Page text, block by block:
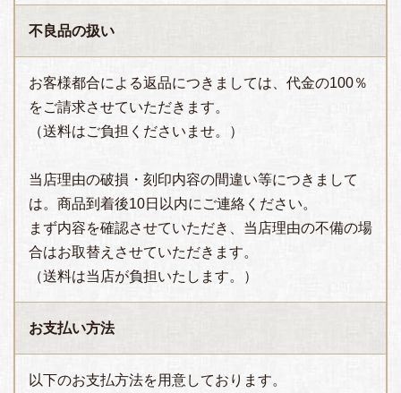
不良品の扱い
お客様都合による返品につきましては、代金の100％
をご請求させていただきます。
（送料はご負担くださいませ。）
当店理由の破損・刻印内容の間違い等につきまして
は。商品到着後10日以内にご連絡ください。
まず内容を確認させていただき、当店理由の不備の場
合はお取替えさせていただきます。
（送料は当店が負担いたします。）
お支払い方法
以下のお支払方法を用意しております。